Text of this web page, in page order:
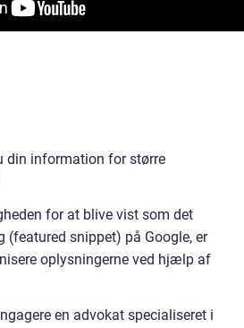
din information for større
for at blive vist som det
snippet) på Google, er
oplysningerne ved hjælp af
en advokat specialiseret i